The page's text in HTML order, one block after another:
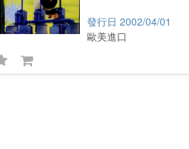
2002/04/01
歐美進口